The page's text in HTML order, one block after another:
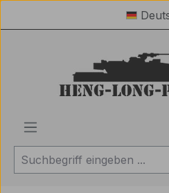
Zum Hauptinhalt springen